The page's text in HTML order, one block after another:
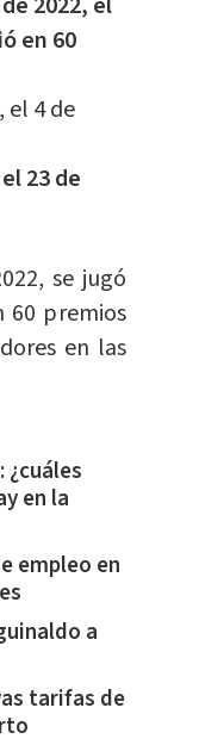
en 60
el 4 de
23 de
se jugó
60 premios
en las
¿cuáles
en la
empleo en
a
tarifas de